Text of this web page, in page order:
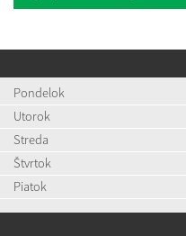
Pondelok
Utorok
Streda
Štvrtok
Piatok